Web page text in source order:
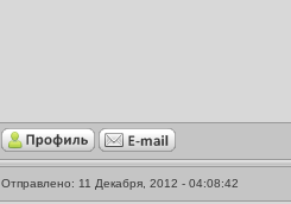
Отправлено: 11 Декабря, 2012 - 04:08:42